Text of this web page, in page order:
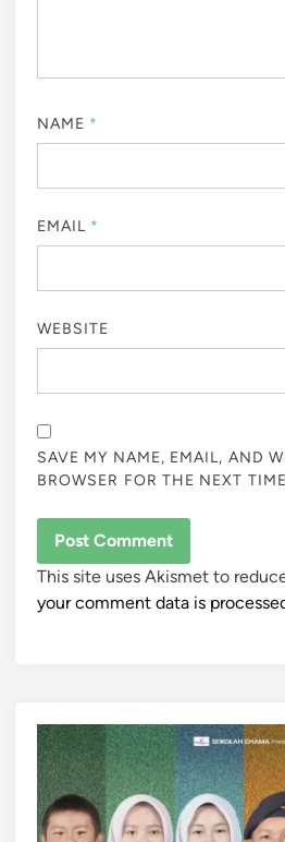
NAME *
EMAIL *
WEBSITE
SAVE MY NAME, EMAIL, AND
BROWSER FOR THE NEXT
This site uses Akismet to
your comment data is